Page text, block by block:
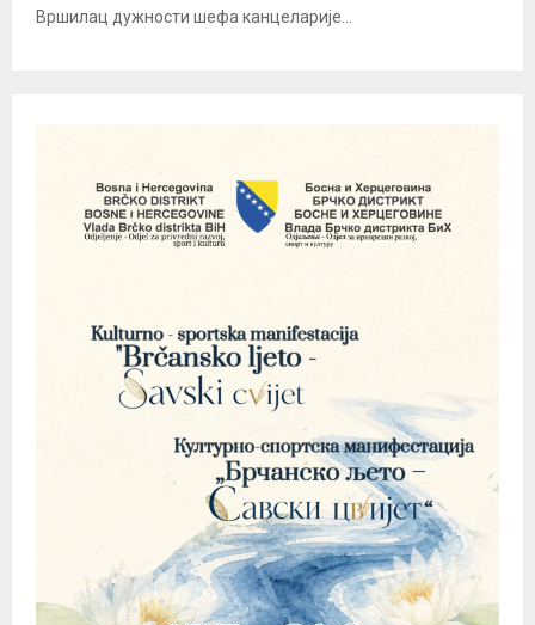
Вршилац дужности шефа канцеларије...